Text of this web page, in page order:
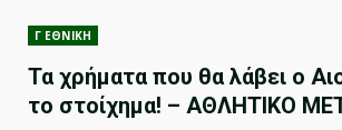
Γ ΕΘΝΙΚΗ
Τα χρήματα που θα λάβει ο
το στοίχημα! – ΑΘΛΗΤΙΚΟ